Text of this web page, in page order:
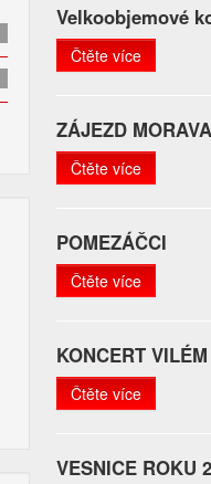
Velkoobjemové
Čtěte více
ZÁJEZD
Čtěte více
POMEZÁČCI
Čtěte více
KONCERT
Čtěte více
VESNICE ROKU